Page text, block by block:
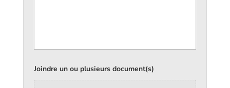
Joindre un ou plusieurs document(s)